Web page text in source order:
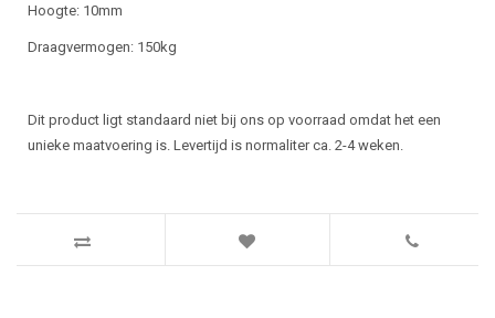
Hoogte: 10mm
Draagvermogen: 150kg
Dit product ligt standaard niet bij ons op voorraad omdat het een
unieke maatvoering is. Levertijd is normaliter ca. 2-4 weken.